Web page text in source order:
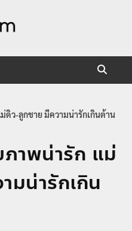
ดิว-ลูกชาย มีความน่ารักเกินต้าน
ภาพน่ารัก แม่
มน่ารักเกิน